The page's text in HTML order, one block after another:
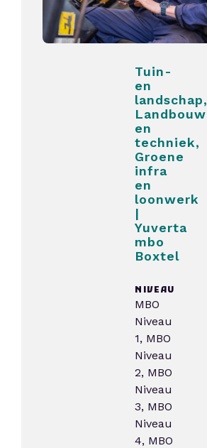
Tuin-
en
landschap,
Landbouw
en
techniek,
Groene
infra
en
loonwerk
|
Yuverta
mbo
Boxtel
NIVEAU
MBO
Niveau
1, MBO
Niveau
2, MBO
Niveau
3, MBO
Niveau
4, MBO